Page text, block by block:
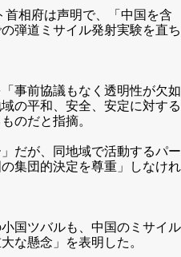
相府は声明で、「中国を含
弾道ミサイル発射実験を直ち
事前協議もなく透明性が欠如
の平和、安全、安定に対する
のだと指摘。
だが、同地域で活動するパー
集団的決定を尊重」しなけれ
国ツバルも、中国のミサイル
な懸念」を表明した。